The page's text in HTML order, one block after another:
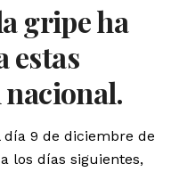
gripe ha
estas
nacional.
9 de diciembre de
los días siguientes,